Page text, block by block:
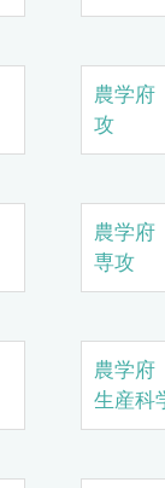
農学
攻
農学
専攻
農学
生産科